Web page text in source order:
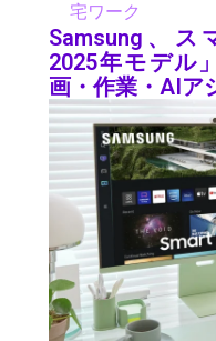
宅ワーク
Samsung、
2025年モデル
画・作業・AIア